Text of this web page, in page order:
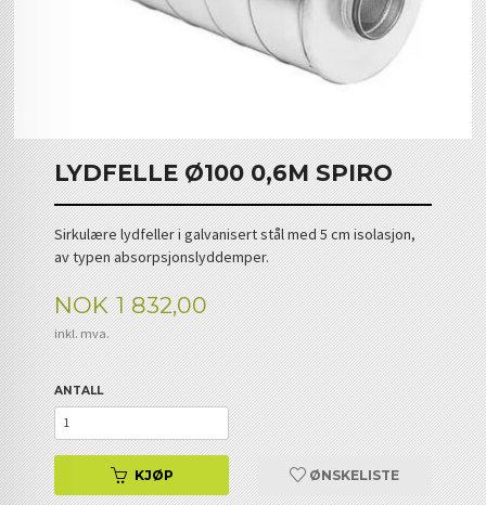
LYDFELLE Ø100 0,6M SPIRO
Sirkulære lydfeller i galvanisert stål med 5 cm isolasjon,
av typen absorpsjonslyddemper.
Pris
NOK 1 832,00
inkl. mva.
ANTALL
KJØP ØNSKELISTE